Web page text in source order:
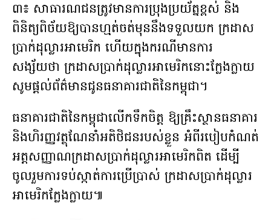
៣៖ សាធារណជនត្រូវមានការប្រុងប្រយ័ត្នខ្ពស់ និង
ពិនិត្យពិច័យឱ្យបានហ្មត់ចត់មុននឹងទទួលយក ក្រដាស
ប្រាក់ដុល្លារអាមេរិក ហើយក្នុងករណីមានការ
សង្ស័យថា ក្រដាសប្រាក់ដុល្លារអាមេរិកនោះក្លែងក្លាយ
សូមផ្តល់ព័ត៌មានជូនធនាគារជាតិនៃកម្ពុជា។
ធនាគារជាតិនៃកម្ពុជាលើកទឹកចិត្ត ឱ្យគ្រឹះស្ថានធនាគារ
និងហិរញ្ញវត្ថុណែនាំអតិថិជនរបស់ខ្លួន អំពីរបៀបកំណត់
អត្តសញ្ញាណក្រដាសប្រាក់ដុល្លារអាមេរិកពិត ដើម្បី
ចូលរួមការទប់ស្កាត់ការប្រើប្រាស់ ក្រដាសប្រាក់ដុល្លារ
អាមេរិកក្លែងក្លាយ៕